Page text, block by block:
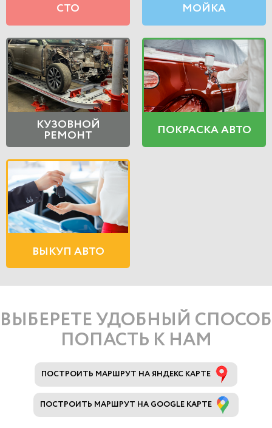
СТО МОЙКА
КУЗОВНОЙ
РЕМОНТ ПОКРАСКА АВТО
ВЫКУП АВТО
ВЫБЕРЕТЕ УДОБНЫЙ СПОСОБ
ПОПАСТЬ К НАМ
ПОСТРОИТЬ МАРШРУТ НА ЯНДЕКС КАРТЕ
ПОСТРОИТЬ МАРШРУТ НА GOOGLE КАРТЕ